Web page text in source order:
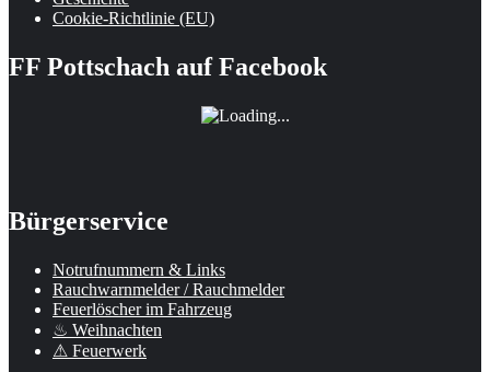
Cookie-Richtlinie (EU)
FF Pottschach auf Facebook
Bürgerservice
Notrufnummern & Links
Rauchwarnmelder / Rauchmelder
Feuerlöscher im Fahrzeug
♨ Weihnachten
⚠ Feuerwerk